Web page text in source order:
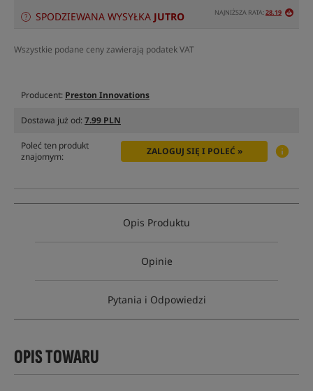
NAJNIŻSZA RATA:28.19
SPODZIEWANA WYSYŁKA JUTRO
Wszystkie podane ceny zawierają podatek VAT
Producent: Preston Innovations
Dostawa już od:7.99 PLN
Poleć ten produkt
znajomym:
ZALOGUJ SIĘ I POLEĆ »
Opis Produktu
Opinie
Pytania i Odpowiedzi
OPIS TOWARU